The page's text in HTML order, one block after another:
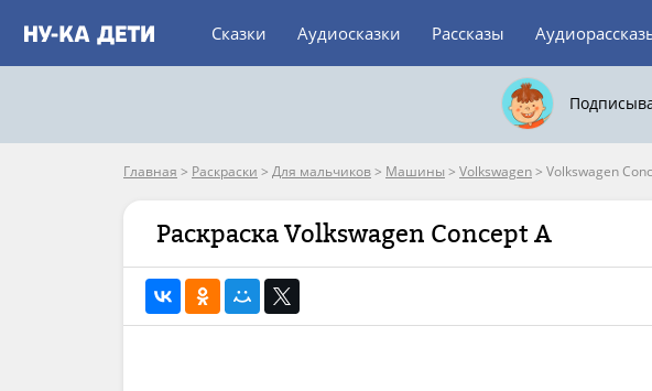
Сказки Аудиосказки Рассказы
Главная > Раскраски > Для мальчиков> Машины > Volkswagen> Volkswagen
Раскраска Volkswagen Concept A